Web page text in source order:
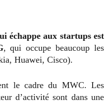
échappe aux startups est
, qui occupe beaucoup les
Huawei, Cisco).
le cadre du MWC. Les
d’activité sont dans une